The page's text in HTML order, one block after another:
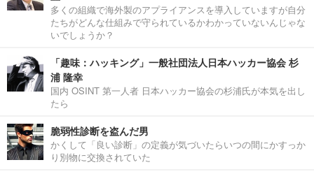
多くの組織で海外製のアプライアンスを導入していますが自分
たちがどんな仕組みで守られているかわかっていないんじゃな
いでしょうか？
「趣味：ハッキング」一般社団法人日本ハッカー協会 杉
浦 隆幸
国内 OSINT 第一人者 日本ハッカー協会の杉浦氏が本気を出し
たら
脆弱性診断を盗んだ男
かくして「良い診断」の定義が気づいたらいつの間にかすっか
り別物に交換されていた